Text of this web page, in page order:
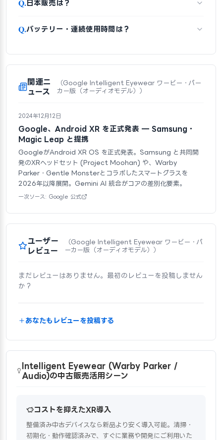
Q.日本販売は？
Q.バッテリー・連続使用時間は？
関連ニ
ュース
（Google Intelligent Eyewear ワービー・パー
カー版（オーディオモデル））
2024年12月12日
Google、Android XR を正式発表 — Samsung・
Magic Leap と提携
GoogleがAndroid XR OS を正式発表。Samsung と共同開
発のXRヘッドセット (Project Moohan) や、Warby
Parker・Gentle Monsterとコラボしたスマートグラスを
2026年以降展開。Gemini AI 統合がコアの差別化要素。
一次ソース: Google 公式
ユーザー
レビュー
（Google Intelligent Eyewear ワービー・パ
ーカー版（オーディオモデル））
まだレビューはありません。最初のレビューを投稿しません
か？
あなたもレビューを投稿する
Intelligent Eyewear (Warby Parker /
Audio)の中古販売活用シーン
コストを抑えたXR導入
整備済み中古デバイスなら新品より安く導入可能。清掃・
初期化・動作確認済みで、すぐに業務や開発にご利用いた